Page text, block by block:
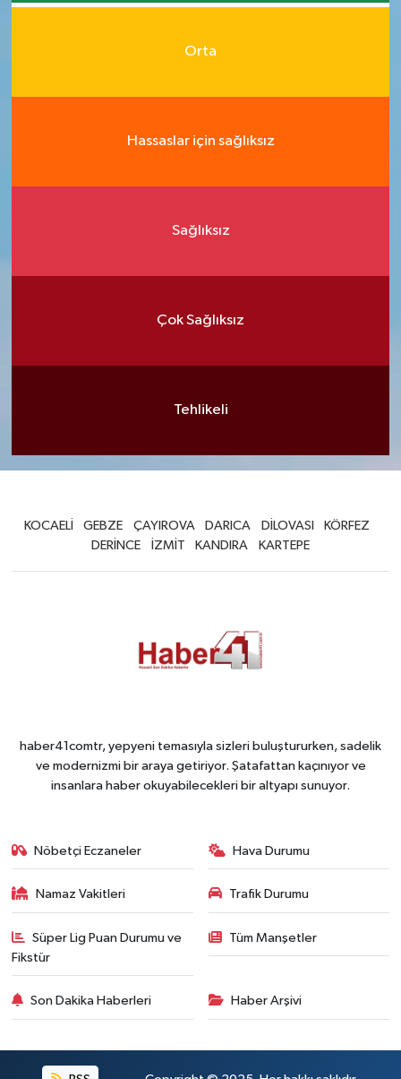
Orta
Hassaslar için sağlıksız
Sağlıksız
Çok Sağlıksız
Tehlikeli
KOCAELİ GEBZE ÇAYIROVA DARICA DİLOVASI
KÖRFEZ
DERİNCE
İZMİT KANDIRA KARTEPE
haber41comtr, yepyeni temasıyla sizleri buluştururken, sadelik
ve modernizmi bir araya getiriyor. Şatafattan kaçınıyor ve
insanlara haber okuyabilecekleri bir altyapı sunuyor.
Nöbetçi Eczaneler Hava Durumu
Namaz Vakitleri Trafik Durumu
Süper Lig Puan Durumu ve
Fikstür
Tüm Manşetler
Son Dakika Haberleri Haber Arşivi